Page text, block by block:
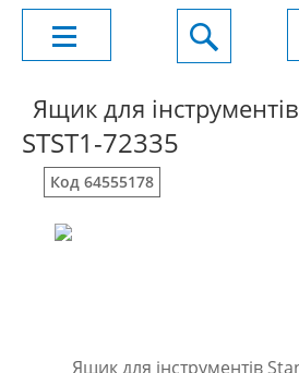
Ящик для інструментів
STST1-72335
Код 64555178